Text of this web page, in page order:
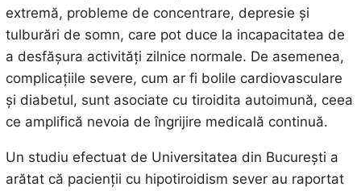
extremă, probleme de concentrare, depresie și
tulburări de somn, care pot duce la incapacitatea de
a desfășura activități zilnice normale. De asemenea,
complicațiile severe, cum ar fi bolile cardiovasculare
și diabetul, sunt asociate cu tiroidita autoimună, ceea
ce amplifică nevoia de îngrijire medicală continuă.
Un studiu efectuat de Universitatea din București a
arătat că pacienții cu hipotiroidism sever au raportat